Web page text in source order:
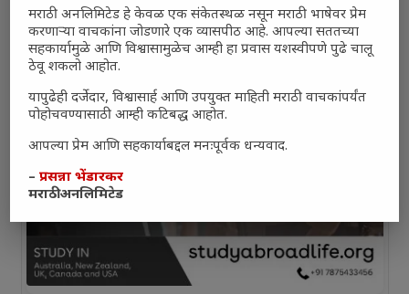
मराठी अनलिमिटेड हे केवळ एक संकेतस्थळ नसून मराठी भाषेवर प्रेम
करणाऱ्या वाचकांना जोडणारे एक व्यासपीठ आहे. आपल्या सततच्या
सहकार्यामुळे आणि विश्वासामुळेच आम्ही हा प्रवास यशस्वीपणे पुढे चालू
ठेवू शकलो आहोत.
यापुढेही दर्जेदार, विश्वासार्ह आणि उपयुक्त माहिती मराठी वाचकांपर्यंत
पोहोचवण्यासाठी आम्ही कटिबद्ध आहोत.
आपल्या प्रेम आणि सहकार्याबद्दल मनःपूर्वक धन्यवाद.
–प्रसन्ना भेंडारकर
मराठी अनलिमिटेड